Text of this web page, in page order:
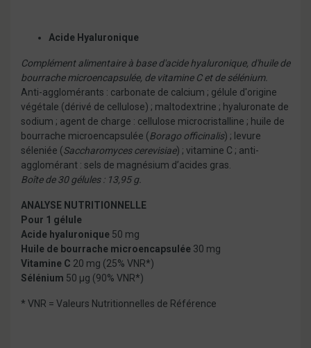
Acide Hyaluronique
Complément alimentaire à base d'acide hyaluronique, d'huile de
bourrache microencapsulée, de vitamine C et de sélénium.
Anti-agglomérants : carbonate de calcium ; gélule d'origine
végétale (dérivé de cellulose) ; maltodextrine ; hyaluronate de
sodium ; agent de charge : cellulose microcristalline ; huile de
bourrache microencapsulée (Borago officinalis) ; levure
séleniée (Saccharomyces cerevisiae) ; vitamine C ; anti-
agglomérant : sels de magnésium d’acides gras.
Boîte de 30 gélules : 13,95 g.
ANALYSE NUTRITIONNELLE
Pour 1 gélule
Acide hyaluronique 50 mg
Huile de bourrache microencapsulée 30 mg
Vitamine C 20 mg (25% VNR*)
Sélénium 50 µg (90% VNR*)
* VNR = Valeurs Nutritionnelles de Référence